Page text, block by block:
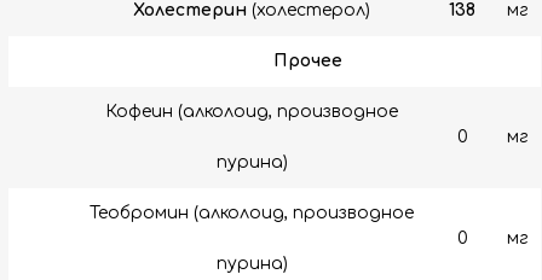
Холестерин (холестерол) 138 мг
Прочее
Кофеин (алколоид, производное
пурина)
0 мг
Теобромин (алколоид, производное
пурина)
0 мг